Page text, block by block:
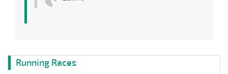
Running Races